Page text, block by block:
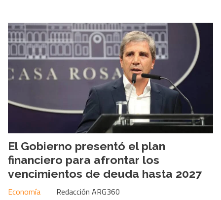
El Gobierno presentó el plan
financiero para afrontar los
vencimientos de deuda hasta 2027
Redacción ARG360
Economía